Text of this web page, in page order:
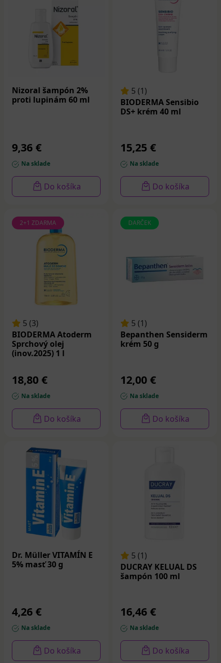
Nizoral šampón 2%
proti lupinám 60 ml
9,36 €
Na sklade
Do košíka
5 (1)
BIODERMA Sensibio
DS+ krém 40 ml
15,25 €
Na sklade
Do košíka
2+1 ZDARMA
5 (3)
BIODERMA Atoderm
Sprchový olej
(inov.2025) 1 l
18,80 €
Na sklade
Do košíka
DARČEK
5 (1)
Bepanthen Sensiderm
krém 50 g
12,00 €
Na sklade
Do košíka
Dr. Müller VITAMÍN E
5% masť 30 g
4,26 €
Na sklade
Do košíka
5 (1)
DUCRAY KELUAL DS
šampón 100 ml
16,46 €
Na sklade
Do košíka